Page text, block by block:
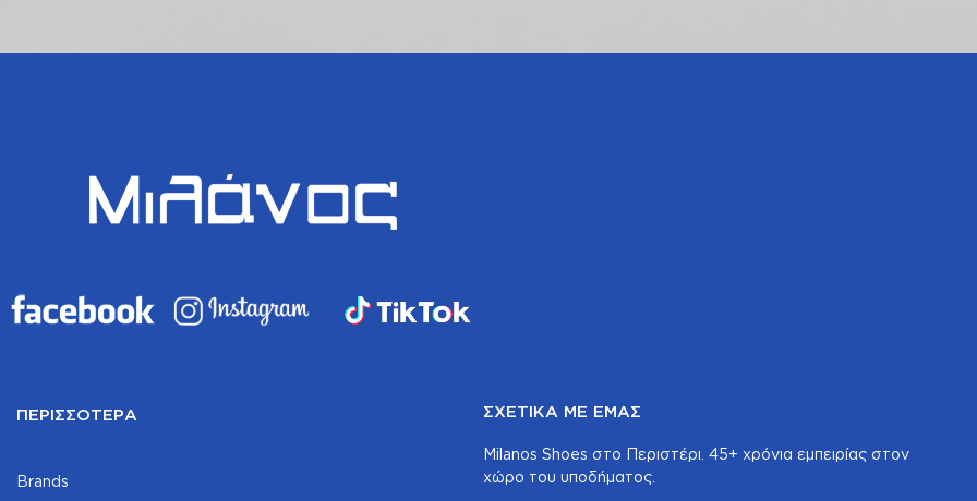
ΠΕΡΙΣΣΌΤΕΡΑ
Brands
ΣΧΕΤΙΚΆ ΜΕ ΕΜΆΣ
Milanos Shoes στο Περιστέρι. 45+ χρόνια εμπειρίας στον
χώρο του υποδήματος.